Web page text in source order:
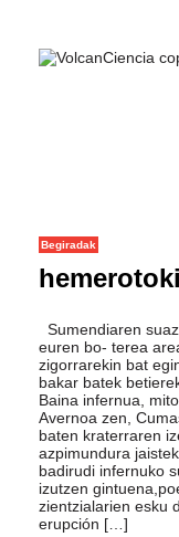
Begiradak
Sumendiaren
euren bo- terea
zigorrarekin bat
bakar batek
Baina infernua,
Avernoa zen,
baten kraterraren
azpimundura
badirudi infernuko
izutzen
zientzialarien esku
erupción […]